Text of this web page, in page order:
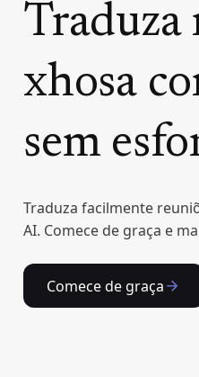
Traduza
xhosa
sem
Traduza facilmente
AI. Comece de graça e
Comece de graça